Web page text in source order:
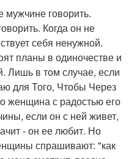
говорить.
Когда он не
себя ненужной.
планы в одиночестве и
Лишь в том случае, если
для Того, Чтобы Через
женщина с радостью его
если он с ней живет,
- он ее любит. Но
спрашивают: "как